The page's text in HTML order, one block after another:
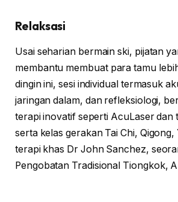
Relaksasi
Usai seharian bermain ski, pijatan
membantu membuat para tamu
dingin ini, sesi individual termasuk
jaringan dalam, dan refleksiologi,
terapi inovatif seperti AcuLaser dan
serta kelas gerakan Tai Chi, Qigong,
terapi khas Dr John Sanchez,
Pengobatan Tradisional Tiongkok,